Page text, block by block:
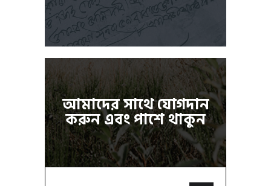
আমাদের সাথে যোগদান
করুন এবং পাশে থাকুন